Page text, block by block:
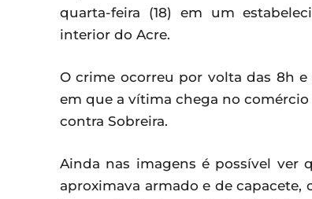
quarta-feira (18) em um
interior do Acre.
O crime ocorreu por volta das 8h
em que a vítima chega no
contra Sobreira.
Ainda nas imagens é possível ver
aproximava armado e de